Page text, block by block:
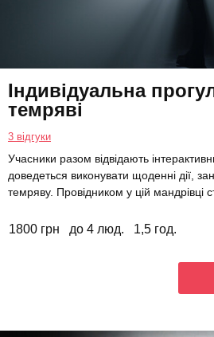
Індивідуальна
темряві
3 відгуки
Учасники разом відвідають
доведеться виконувати щоденні дії,
темряву. Провідником у цій мандрівці
1800 грн до 4 люд. 1,5 год.